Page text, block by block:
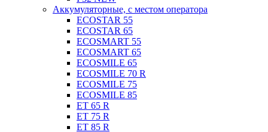
Аккумуляторные, с местом оператора
ECOSTAR 55
ECOSTAR 65
ECOSMART 55
ECOSMART 65
ECOSMILE 65
ECOSMILE 70 R
ECOSMILE 75
ECOSMILE 85
ET 65 R
ET 75 R
ET 85 R